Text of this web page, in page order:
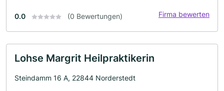
0.0 (0 Bewertungen) Firma bewerten
Lohse Margrit Heilpraktikerin
Steindamm 16 A, 22844 Norderstedt